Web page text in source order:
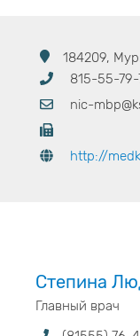
184209,
815-55-79-
nic-
http://
Степина
Главный врач